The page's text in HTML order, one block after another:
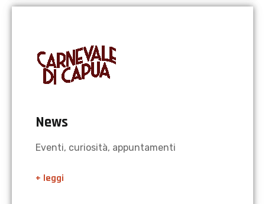
News
Eventi, curiosità, appuntamenti
+ leggi